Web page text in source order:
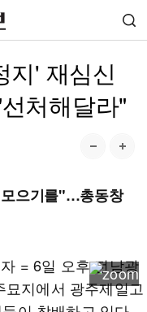
지' 재심신
처해달라"
으기를"…총동창